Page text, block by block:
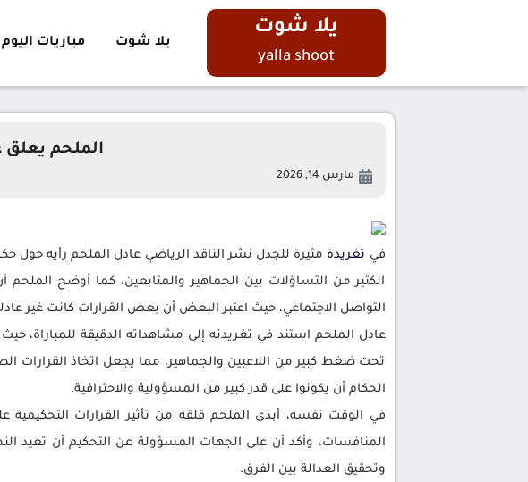
يلا شوت
yalla shoot
يلا شوت مباريات اليوم
الملحم يعلق
مارس 14, 2026
في تغريدة مثيرة للجدل نشر الناقد الرياضي عادل الملحم رأيه حول
الكثير من التساؤلات بين الجماهير والمتابعين، كما أوضح
التواصل الاجتماعي، حيث اعتبر البعض أن بعض القرارات كانت غير
عادل الملحم استند في تغريدته إلى مشاهداته الدقيقة
تحت ضغط كبير من اللاعبين والجماهير، مما يجعل اتخاذ القرارات
الحكام أن يكونوا على قدر كبير من المسؤولية والاحترافية.
في الوقت نفسه، أبدى الملحم قلقه من تأثير القرارات
المنافسات، وأكد أن على الجهات المسؤولة عن التحكيم أن تعيد
وتحقيق العدالة بين الفرق.